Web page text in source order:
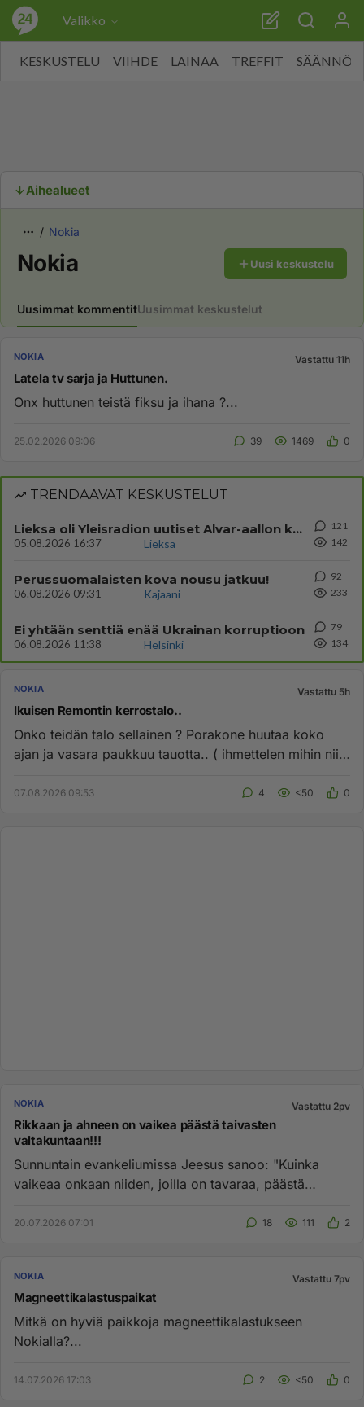
Valikko
KESKUSTELU VIIHDE LAINAA TREFFIT SÄÄNNÖT
Aihealueet
Nokia
Nokia Uusi keskustelu
Uusimmat kommentitUusimmat keskustelut
NOKIA Vastattu 11h
Latela tv sarja ja Huttunen.
Onx huttunen teistä fiksu ja ihana ?...
25.02.2026 09:06 39 1469 0
TRENDAAVAT KESKUSTELUT
Lieksa oli Yleisradion uutiset Alvar-aallon kylä myynnissä?
05.08.2026 16:37 Lieksa
121
142
Perussuomalaisten kova nousu jatkuu!
06.08.2026 09:31 Kajaani
92
233
Ei yhtään senttiä enää Ukrainan korruptioon
06.08.2026 11:38 Helsinki
79
134
NOKIA Vastattu 5h
Ikuisen Remontin kerrostalo..
Onko teidän talo sellainen ? Porakone huutaa koko
ajan ja vasara paukkuu tauotta.. ( ihmettelen mihin niitä
07.08.2026 09:53 4 <50 0
NOKIA Vastattu 2pv
Rikkaan ja ahneen on vaikea päästä taivasten
valtakuntaan!!!
Sunnuntain evankeliumissa Jeesus sanoo: "Kuinka
vaikeaa onkaan niiden, joilla on tavaraa, päästä
20.07.2026 07:01 18 111 2
NOKIA Vastattu 7pv
Magneettikalastuspaikat
Mitkä on hyviä paikkoja magneettikalastukseen
Nokialla?...
14.07.2026 17:03 2 <50 0